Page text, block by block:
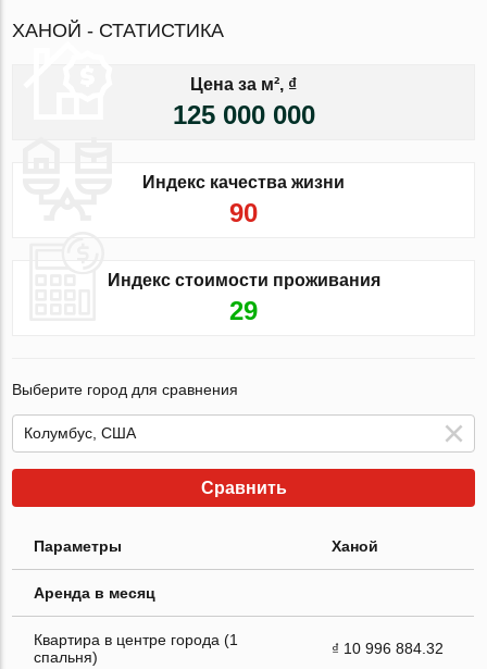
ХАНОЙ - СТАТИСТИКА
Цена за м², ₫
125 000 000
Индекс качества жизни
90
Индекс стоимости проживания
29
Выберите город для сравнения
Сравнить
Параметры Ханой
Аренда в месяц
Квартира в центре города (1
спальня)
₫ 10 996 884.32